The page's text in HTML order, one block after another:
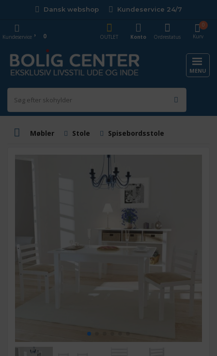
Dansk webshop Kundeservice 24/7
Kurv
0
OUTLET
Konto Ordrestatus
Kundeservice 0
MENU
Møbler Stole Spisebordsstole